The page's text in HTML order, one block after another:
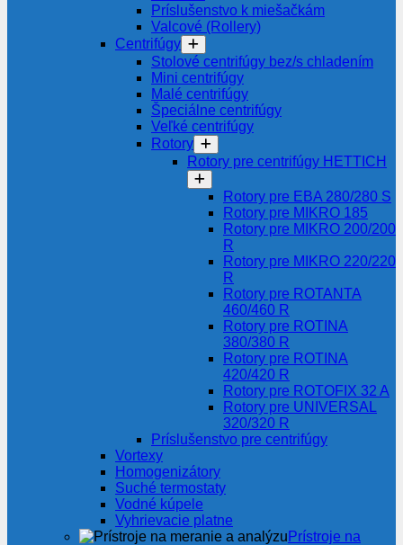
Príslušenstvo k miešačkám
Valcové (Rollery)
Centrifúgy
Stolové centrifúgy bez/s chladením
Mini centrifúgy
Malé centrifúgy
Špeciálne centrifúgy
Veľké centrifúgy
Rotory
Rotory pre centrifúgy HETTICH
Rotory pre EBA 280/280 S
Rotory pre MIKRO 185
Rotory pre MIKRO 200/200
R
Rotory pre MIKRO 220/220
R
Rotory pre ROTANTA
460/460 R
Rotory pre ROTINA
380/380 R
Rotory pre ROTINA
420/420 R
Rotory pre ROTOFIX 32 A
Rotory pre UNIVERSAL
320/320 R
Príslušenstvo pre centrifúgy
Vortexy
Homogenizátory
Suché termostaty
Vodné kúpele
Vyhrievacie platne
Prístroje na